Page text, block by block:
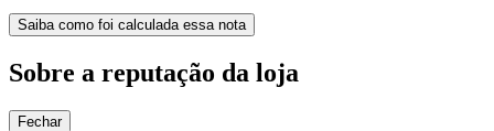
Saiba como foi calculada essa nota
Sobre a reputação da loja
Fechar